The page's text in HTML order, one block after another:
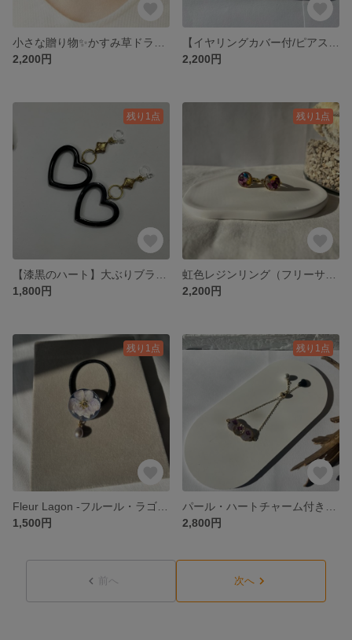
2,200円
2,200円
残り1点
1,800円
残り1点
2,200円
残り1点
1,500円
残り1点
2,800円
前へ 次へ